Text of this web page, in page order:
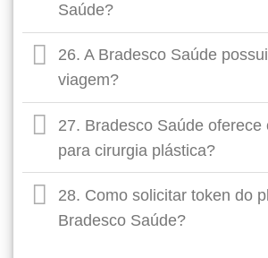
Saúde?
26. A Bradesco Saúde
viagem?
27. Bradesco Saúde oferece
para cirurgia plástica?
28. Como solicitar token do
Bradesco Saúde?